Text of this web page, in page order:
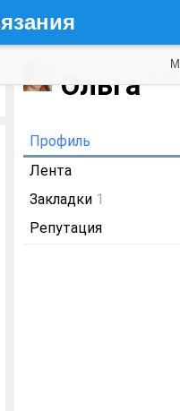
Ольга
Профиль
Лента
Закладки 1
Репутация